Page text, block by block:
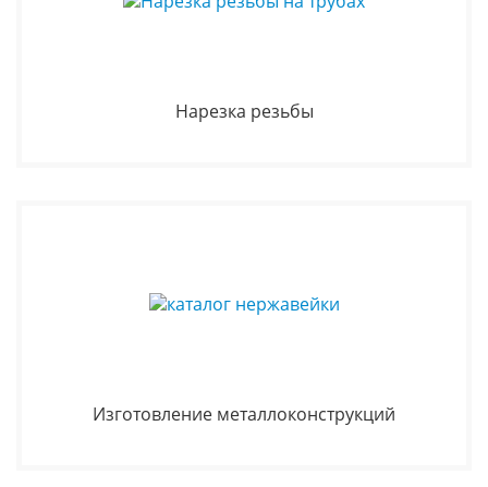
Нарезка резьбы
Изготовление металлоконструкций